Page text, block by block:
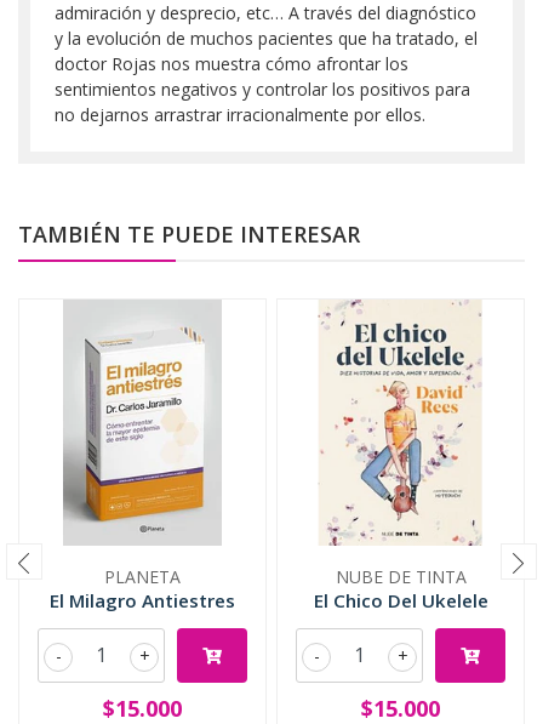
admiración y desprecio, etc… A través del diagnóstico
y la evolución de muchos pacientes que ha tratado, el
doctor Rojas nos muestra cómo afrontar los
sentimientos negativos y controlar los positivos para
no dejarnos arrastrar irracionalmente por ellos.
TAMBIÉN TE PUEDE INTERESAR
PLANETA
El Milagro Antiestres
+
-
$15.000
NUBE DE TINTA
El Chico Del Ukelele
+
-
$15.000